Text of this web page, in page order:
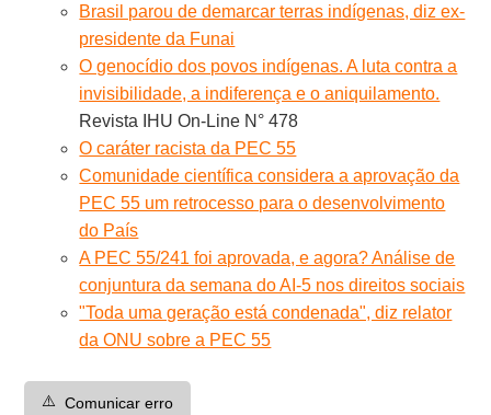
Brasil parou de demarcar terras indígenas, diz ex-
presidente da Funai
O genocídio dos povos indígenas. A luta contra a
invisibilidade, a indiferença e o aniquilamento.
Revista IHU On-Line N° 478
O caráter racista da PEC 55
Comunidade científica considera a aprovação da
PEC 55 um retrocesso para o desenvolvimento
do País
A PEC 55/241 foi aprovada, e agora? Análise de
conjuntura da semana do AI-5 nos direitos sociais
"Toda uma geração está condenada", diz relator
da ONU sobre a PEC 55
⚠️ Comunicar erro